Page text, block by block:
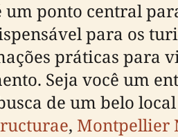
ponto central
para os
práticas para
Seja você um
de um belo
, Montpellier